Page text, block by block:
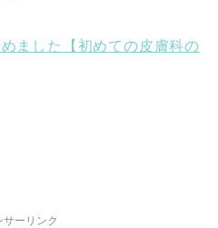
ました【初めての皮膚科の
サーリンク